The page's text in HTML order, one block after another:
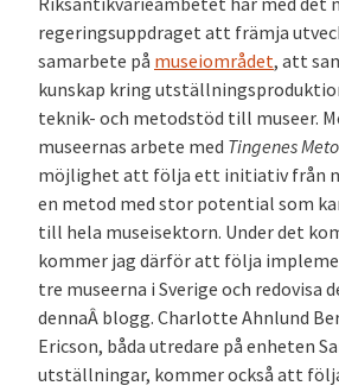
regeringsuppdraget att främja
samarbete på museiområdet, att
kunskap kring
teknik- och metodstöd till museer.
museernas arbete med Tingenes
möjlighet att följa ett initiativ från
en metod med stor potential som
till hela museisektorn. Under det
kommer jag därför att följa
tre museerna i Sverige och redovisa
dennaÂ blogg. Charlotte Ahnlund
Ericson, båda utredare på enheten
utställningar, kommer också att